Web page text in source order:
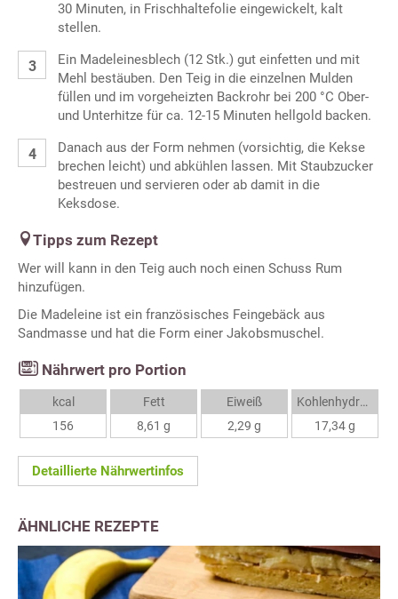
30 Minuten, in Frischhaltefolie eingewickelt, kalt
stellen.
Ein Madeleinesblech (12 Stk.) gut einfetten und mit
Mehl bestäuben. Den Teig in die einzelnen Mulden
füllen und im vorgeheizten Backrohr bei 200 °C Ober-
und Unterhitze für ca. 12-15 Minuten hellgold backen.
Danach aus der Form nehmen (vorsichtig, die Kekse
brechen leicht) und abkühlen lassen. Mit Staubzucker
bestreuen und servieren oder ab damit in die
Keksdose.
Tipps zum Rezept
Wer will kann in den Teig auch noch einen Schuss Rum
hinzufügen.
Die Madeleine ist ein französisches Feingebäck aus
Sandmasse und hat die Form einer Jakobsmuschel.
Nährwert pro Portion
kcal
156
Fett
8,61 g
Eiweiß
2,29 g
Kohlenhydrate
17,34 g
Detaillierte Nährwertinfos
ÄHNLICHE REZEPTE